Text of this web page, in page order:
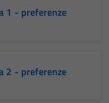
1 - preferenze
2 - preferenze